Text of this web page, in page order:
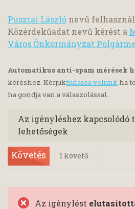
Pusztai László nevű
Közérdekűadat nevű kérést a
Város Önkormányzat
Automatikus anti-spam mérések
kéréshez. Kérjüktudassa velünkha
ha gondja van a válaszolással.
Az igényléshez kapcsolódó
lehetőségek
Követés 1 követő
Az igénylést